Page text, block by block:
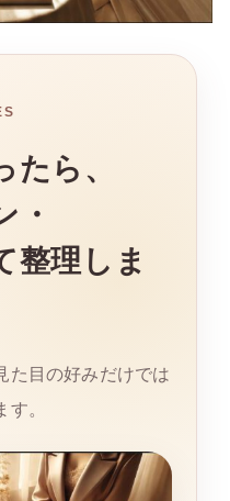
たら、
・
整理しま
た目の好みだけでは
。